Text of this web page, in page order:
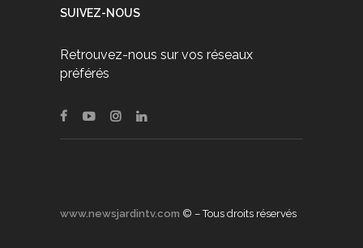
SUIVEZ-NOUS
Retrouvez-nous sur vos réseaux
préférés
www.newsjardintv.com © – Tous droits réservés